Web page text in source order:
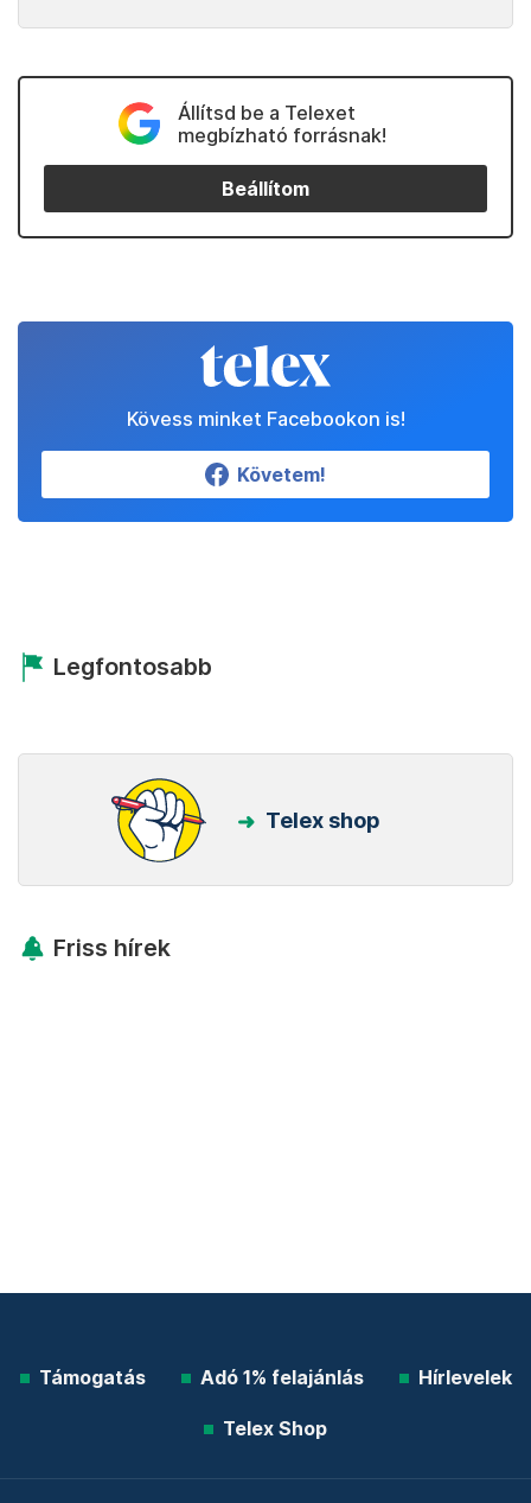
Állítsd be a Telexet
megbízható forrásnak!
Beállítom
Kövess minket Facebookon is!
Követem!
Legfontosabb
Telex shop
Friss hírek
Támogatás Adó 1% felajánlás Hírlevelek
Telex Shop